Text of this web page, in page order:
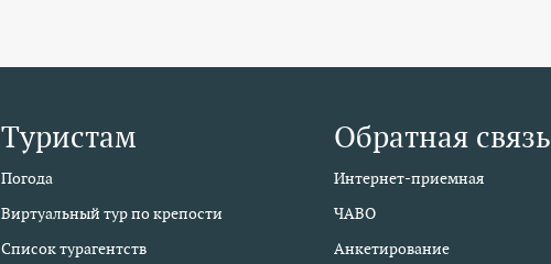
Туристам
Погода
Виртуальный тур по крепости
Список турагентств
Обратная связь
Интернет-приемная
ЧАВО
Анкетирование